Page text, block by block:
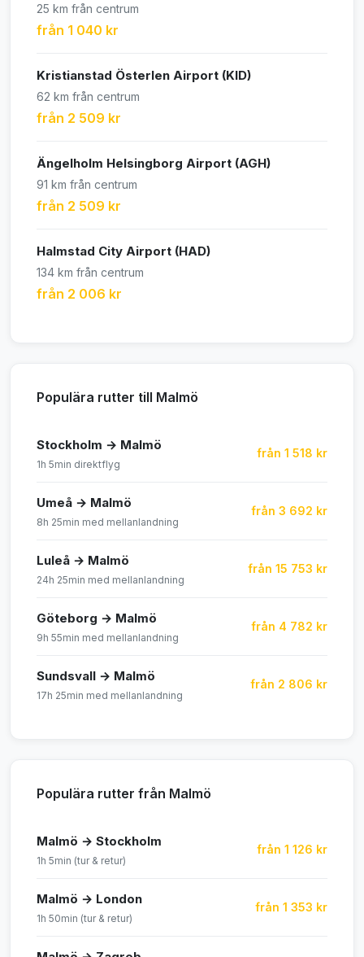
25 km från centrum
från 1 040 kr
Kristianstad Österlen Airport (KID)
62 km från centrum
från 2 509 kr
Ängelholm Helsingborg Airport (AGH)
91 km från centrum
från 2 509 kr
Halmstad City Airport (HAD)
134 km från centrum
från 2 006 kr
Populära rutter till Malmö
Stockholm → Malmö
1h 5min direktflyg
från 1 518 kr
Umeå → Malmö
8h 25min med mellanlandning
från 3 692 kr
Luleå → Malmö
24h 25min med mellanlandning
från 15 753 kr
Göteborg → Malmö
9h 55min med mellanlandning
från 4 782 kr
Sundsvall → Malmö
17h 25min med mellanlandning
från 2 806 kr
Populära rutter från Malmö
Malmö → Stockholm
1h 5min (tur & retur)
från 1 126 kr
Malmö → London
1h 50min (tur & retur)
från 1 353 kr